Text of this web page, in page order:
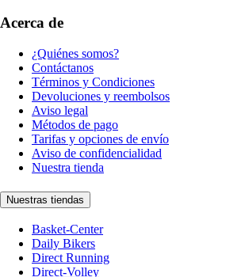
Acerca de
¿Quiénes somos?
Contáctanos
Términos y Condiciones
Devoluciones y reembolsos
Aviso legal
Métodos de pago
Tarifas y opciones de envío
Aviso de confidencialidad
Nuestra tienda
Nuestras tiendas
Basket-Center
Daily Bikers
Direct Running
Direct-Volley